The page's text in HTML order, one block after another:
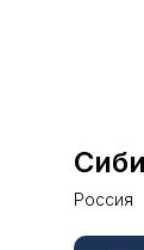
Россия